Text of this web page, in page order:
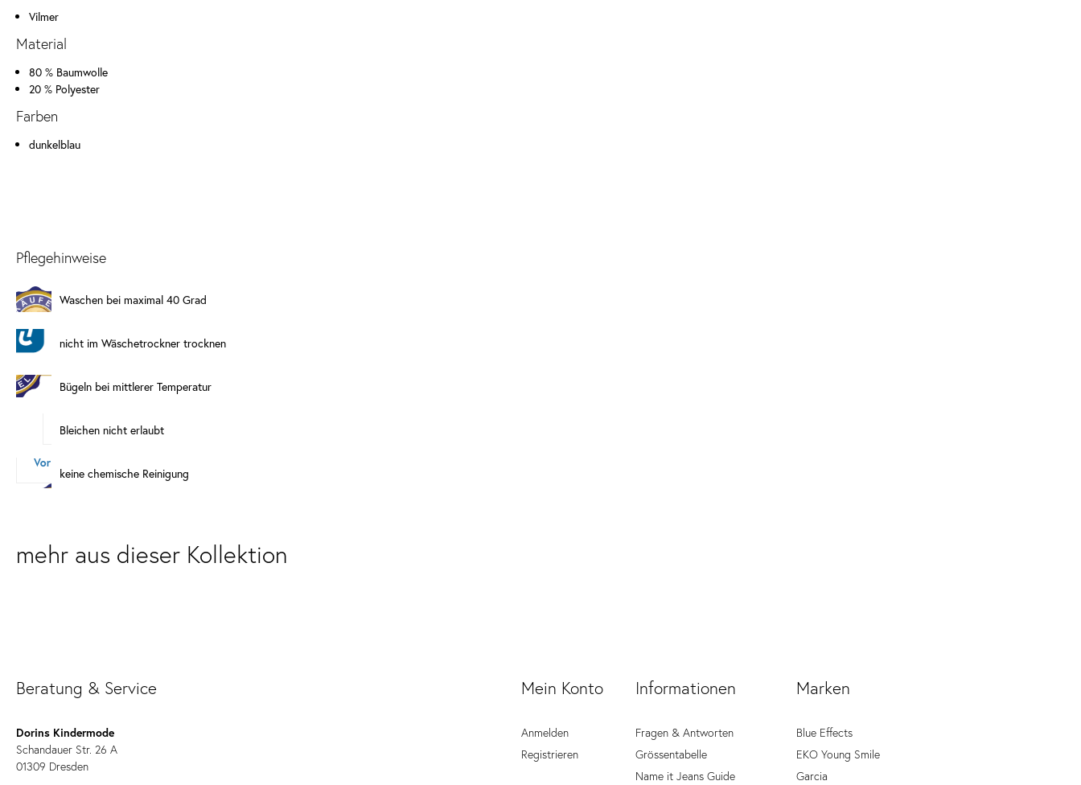
Vilmer
Material
80 % Baumwolle
20 % Polyester
Farben
dunkelblau
Pflegehinweise
Waschen bei maximal 40 Grad
nicht im Wäschetrockner trocknen
Bügeln bei mittlerer Temperatur
Bleichen nicht erlaubt
keine chemische Reinigung
mehr aus dieser Kollektion
Mein Konto
Anmelden
Registrieren
Informationen
Fragen & Antworten
Grössentabelle
Name it Jeans Guide
Marken
Blue Effects
EKO Young Smile
Garcia
Beratung & Service
Dorins Kindermode
Schandauer Str. 26 A
01309 Dresden